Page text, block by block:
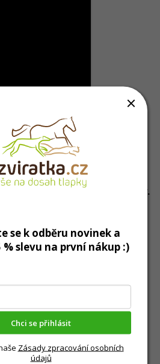
díky čemuž prošla
Není tomu jinak ani s vodítky.
se k odběru novinek a
% slevu na první nákup :)
Chci se přihlásit
Zásady zpracování osobních
údajů